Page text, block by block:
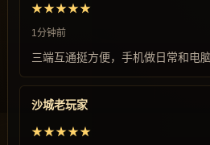
★★★★★
1分钟前
三端互通挺方便，手机做日常和电
沙城老玩家
★★★★★